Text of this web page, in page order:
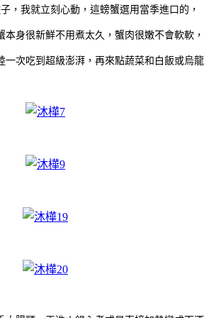
，我就立刻心動，這螃蟹選用當季進口的，
本身很新鮮不用煮太久，蟹肉很嫩不會軟軟，
一次吃到超級澎湃，再來點蔬菜和白飯或烏